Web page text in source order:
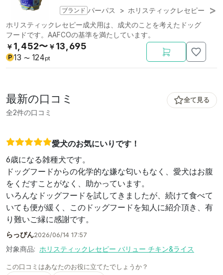
ブランド パーパス > ホリスティックレセピー
ホリスティックレセピー成犬用は、成犬のことを考えたドッグ
フードです。AAFCOの基準を満たしています。
￥ 1,452〜 ￥ 13,695
P 13 〜 124pt
最新の口コミ
全2件の口コミ
全て見る
愛犬のお気にいりです！
6歳になる雑種犬です。
ドッグフードからの化学的な嫌な匂いもなく、愛犬はお腹
をくだすことがなく、助かっています。
いろんなドッグフードを試してきましたが、続けて食べて
いても便が緩く、このドッグフードを知人に紹介頂き、有
り難いご縁に感謝です。
らっぴん2026/06/14 17:57
対象商品: ホリスティックレセピー バリュー チキン&ライス
この口コミはあなたのお役に立てたでしょうか？